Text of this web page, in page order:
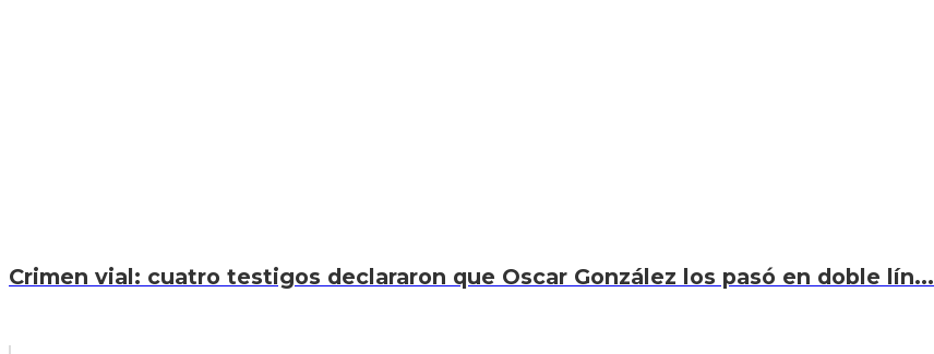
Crimen vial: cuatro testigos declararon que Oscar González los pasó en doble lín...